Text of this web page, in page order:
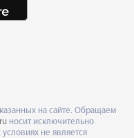
на сайте. Обращаем
носит исключительно
не является